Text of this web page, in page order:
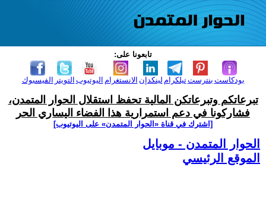
تابعونا على:
الفيسبوك التويتر اليوتيوب الانستغرام لينكدإن تيلكرامبنترست بودكاست
تبرعاتكم وتبرعاتكن المالية تحفظ استقلال الحوار المتمدن،
فشاركونا في دعم استمرارية هذا الفضاء اليساري الحر
[اشترك في قناة ‫«الحوار المتمدن» على اليوتيوب]
الحوار المتمدن - موبايل
الموقع الرئيسي